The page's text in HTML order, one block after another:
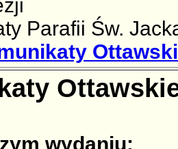
Parafii Św.
wydaniu: